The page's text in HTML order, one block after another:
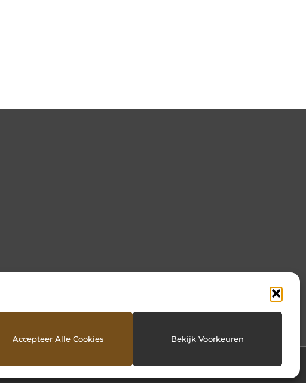
Accepteer Alle Cookies Bekijk Voorkeuren
Website index Cookiebeleid (EU)